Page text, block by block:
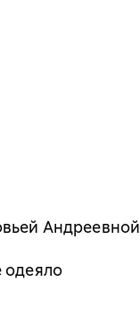
Андреевной
одеяло